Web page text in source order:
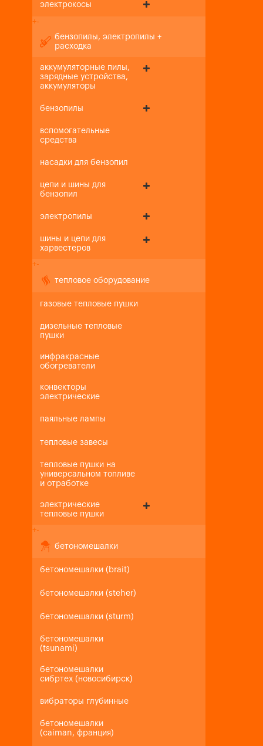
электрокосы
+-
бензопилы, электропилы +
расходка
аккумуляторные пилы,
зарядные устройства,
аккумуляторы
бензопилы
вспомогательные
средства
насадки для бензопил
цепи и шины для
бензопил
электропилы
шины и цепи для
харвестеров
+-
тепловое оборудование
газовые тепловые пушки
дизельные тепловые
пушки
инфракрасные
обогреватели
конвекторы
электрические
паяльные лампы
тепловые завесы
тепловые пушки на
универсальном топливе
и отработке
электрические
тепловые пушки
+-
бетономешалки
бетономешалки (brait)
бетономешалки (steher)
бетономешалки (sturm)
бетономешалки
(tsunami)
бетономешалки
сибртех (новосибирск)
вибраторы глубинные
бетономешалки
(caiman, франция)